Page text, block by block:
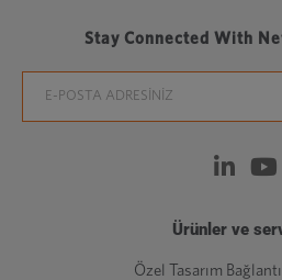
Stay Connected With
Ürünler ve
Özel Tasarım